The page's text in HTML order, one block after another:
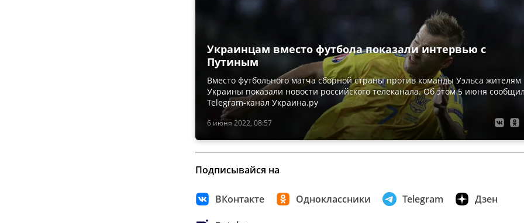
6 июня 2022, 08:57
Украинцам вместо футбола показали интервью с
Путиным
Вместо футбольного матча сборной страны против команды Уэльса жителям
Украины показали новости российского телеканала. Об этом 5 июня
Telegram-канал Украина.ру
Подписывайся на
ВКонтакте Одноклассники Telegram Дзен